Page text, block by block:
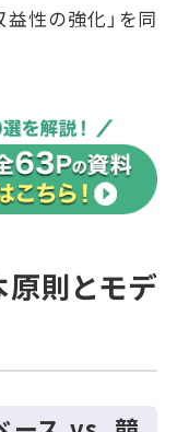
益性の強化」を同
則とモデ